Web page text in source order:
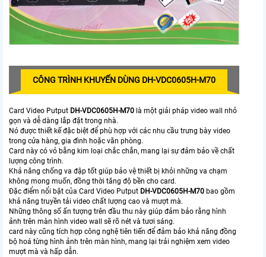
CÔNG TRÌNH KHUYẾN DÙNG DH-VDC0605H-M70
Card Video Putput DH-VDC0605H-M70 là một giải pháp video wall nhỏ
gọn và dễ dàng lắp đặt trong nhà.
Nó được thiết kế đặc biệt để phù hợp với các nhu cầu trưng bày video
trong cửa hàng, gia đình hoặc văn phòng.
Card này có vỏ bằng kim loại chắc chắn, mang lại sự đảm bảo về chất
lượng công trình.
Khả năng chống va đập tốt giúp bảo vệ thiết bị khỏi những va chạm
không mong muốn, đồng thời tăng độ bền cho card.
Đặc điểm nổi bật của Card Video Putput DH-VDC0605H-M70 bao gồm
khả năng truyền tải video chất lượng cao và mượt mà.
Những thông số ấn tượng trên đầu thu này giúp đảm bảo rằng hình
ảnh trên màn hình video wall sẽ rõ nét và tươi sáng.
card này cũng tích hợp công nghệ tiên tiến để đảm bảo khả năng đồng
bộ hoá từng hình ảnh trên màn hình, mang lại trải nghiệm xem video
mượt mà và hấp dẫn.